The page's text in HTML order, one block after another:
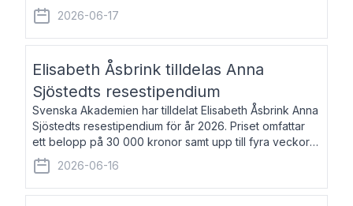
Stipendiebeloppet är på 70 000 kronor vardera. Eric
Cullhed, född 1985, är professor i grekis
2026-06-17
Elisabeth Åsbrink tilldelas Anna
Sjöstedts resestipendium
Svenska Akademien har tilldelat Elisabeth Åsbrink Anna
Sjöstedts resestipendium för år 2026. Priset omfattar
ett belopp på 30 000 kronor samt upp till fyra veckors
fri vistelse i Akademiens lägenhet i Berlin. Elisabeth
Åsbrink, född 1965 oc
2026-06-16